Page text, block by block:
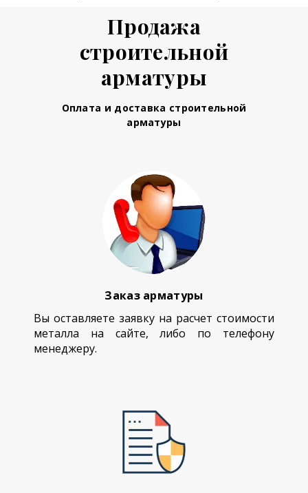
Продажа
строительной
арматуры
Оплата и доставка строительной
арматуры
Заказ арматуры
Вы оставляете заявку на расчет стоимости
металла на сайте, либо по телефону
менеджеру.